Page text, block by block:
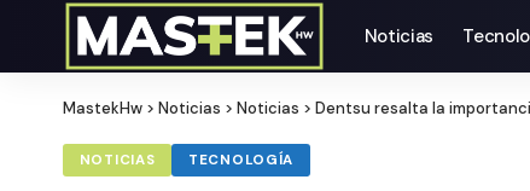
Noticias
MastekHw > Noticias > Noticias > Dentsu resalta la
NOTICIAS TECNOLOGÍA